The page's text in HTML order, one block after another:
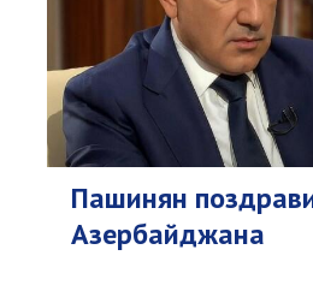
Пашинян
Азербайджана